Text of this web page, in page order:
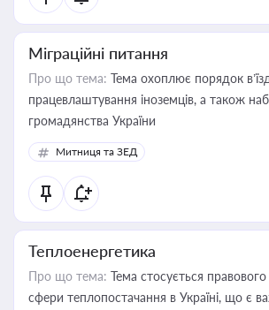
Міграційні питання
Про що тема: Тема охоплює порядок
працевлаштування іноземців, а також
громадянства України
Митниця та ЗЕД
Теплоенергетика
Про що тема: Тема стосується
сфери теплопостачання в Україні, що є